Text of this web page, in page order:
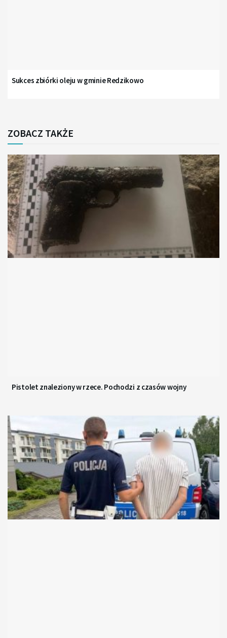
Sukces zbiórki oleju w gminie Redzikowo
ZOBACZ TAKŻE
Pistolet znaleziony w rzece. Pochodzi z czasów wojny